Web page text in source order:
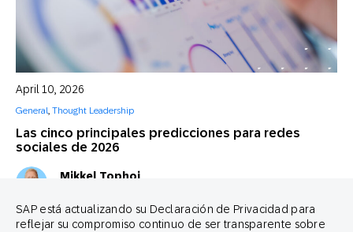
Las cinco principales predicciones para redes
sociales de 2026
April 10, 2026
General Thought Leadership
Mikkel Tophoj
SAP está actualizando su Declaración de Privacidad para
reflejar su compromiso continuo de ser transparente sobre